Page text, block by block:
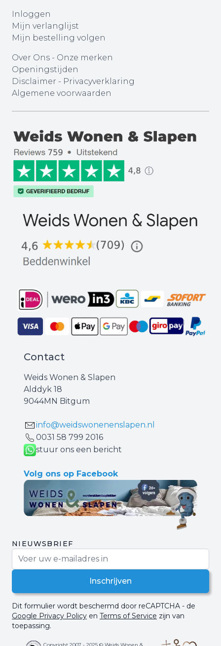
Inloggen
Mijn verlanglijst
Mijn bestelling volgen
Over Ons - Onze merken
Openingstijden
Disclaimer - Privacyverklaring
Algemene voorwaarden
Contact
Weids Wonen & Slapen
Alddyk 18
9044MN Bitgum
info@weidswonenenslapen.nl
0031 ‪58 799 2016‬
stuur ons een bericht
Volg ons op Facebook
NIEUWSBRIEF
Inschrijven
Dit formulier wordt beschermd door reCAPTCHA - de
Google Privacy Policy en Terms of Service zijn van
toepassing.